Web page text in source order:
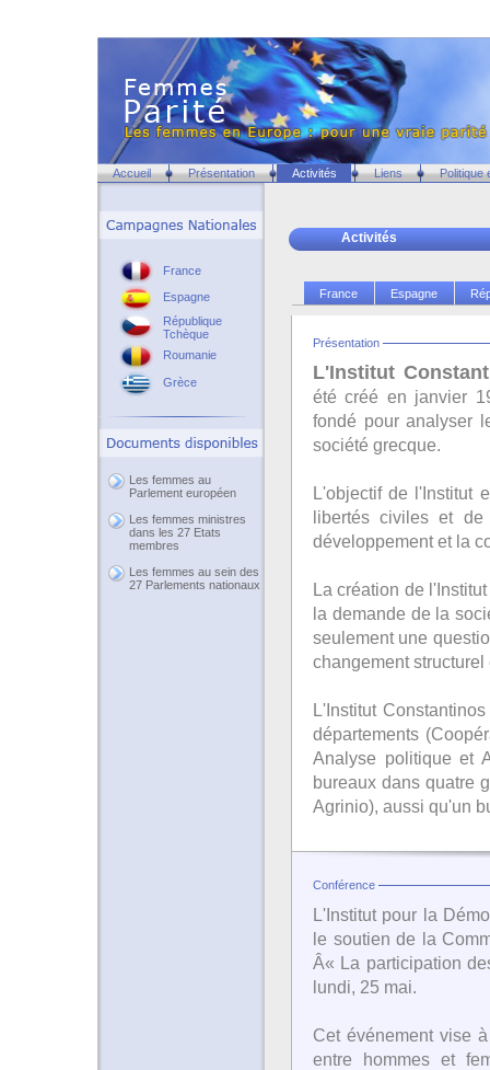
Accueil Présentation Activités Liens Politique
France
Espagne
République
Tchèque
Roumanie
Grèce
Les femmes au
Parlement européen
Les femmes ministres
dans les 27 Etats
membres
Les femmes au sein des
27 Parlements nationaux
Activités
France Espagne
Présentation
L'Institut
été créé en janvier
fondé pour analyser
société grecque.
L'objectif de l'Institut
libertés civiles et de
développement et la
La création de
la demande de la
seulement une
changement
L'Institut
départements
Analyse politique et
bureaux dans quatre
Agrinio), aussi qu'un
Conférence
L'Institut pour la
le soutien de la
Â« La participation
lundi, 25 mai.
Cet événement vise
entre hommes et